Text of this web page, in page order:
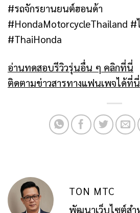
#รถจักรยานยนต์ฮอนด้า
#HondaMotorcycleThailand
#ThaiHonda
อ่านทดสอบรีวิวรุ่นอื่น ๆ คลิกที่นี่
ติดตามข่าวสารทางแฟนเพจได้ที่นี่
TON MTC
พัฒนาเว็บไซต์สำ